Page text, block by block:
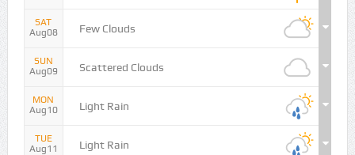
SAT
Aug08
Few Clouds
SUN
Aug09
Scattered Clouds
MON
Aug10
Light Rain
TUE
Aug11
Light Rain